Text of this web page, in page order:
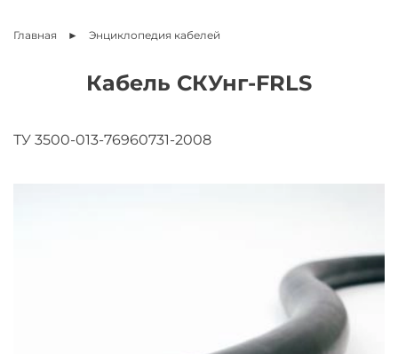
Главная Энциклопедия кабелей
Кабель СКУнг-FRLS
ТУ 3500-013-76960731-2008